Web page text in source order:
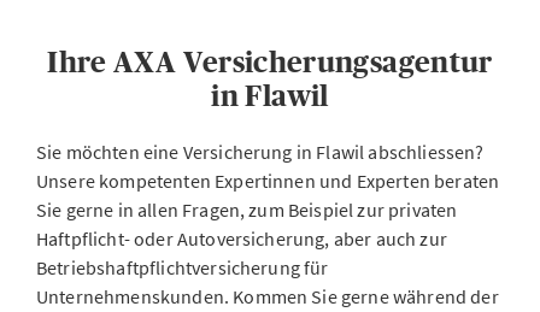
Ihre AXA Versicherungsagentur
in Flawil
Sie möchten eine Versicherung in Flawil abschliessen?
Unsere kompetenten Expertinnen und Experten beraten
Sie gerne in allen Fragen, zum Beispiel zur privaten
Haftpflicht- oder Autoversicherung, aber auch zur
Betriebshaftpflichtversicherung für
Unternehmenskunden. Kommen Sie gerne während der